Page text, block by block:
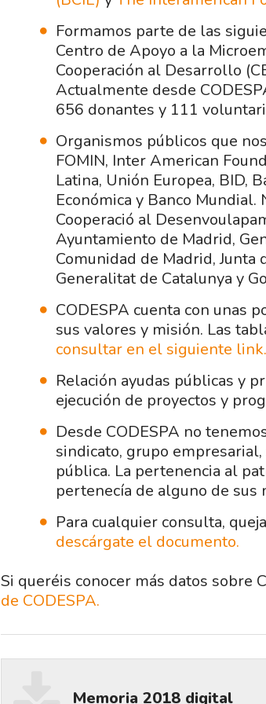
Formamos parte de las
Centro de Apoyo a la
Cooperación al Desarrollo
Actualmente desde
656 donantes y 111
Organismos públicos que
FOMIN, Inter American
Latina, Unión Europea, BID,
Económica y Banco Mundial.
Cooperació al
Ayuntamiento de Madrid,
Comunidad de Madrid, Junta
Generalitat de Catalunya y
CODESPA cuenta con unas
sus valores y misión. Las
consultar en el siguiente link.
Relación ayudas públicas y
ejecución de proyectos y
Desde CODESPA no
sindicato, grupo
pública. La pertenencia al
pertenecía de alguno de
Para cualquier consulta,
descárgate el documento.
Si queréis conocer más datos sobre
de CODESPA.
Memoria 2018 digital